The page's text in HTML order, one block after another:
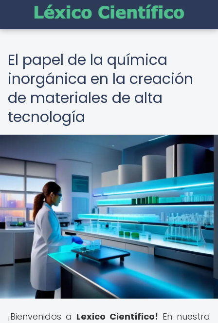
El papel de la química
inorgánica en la creación
de materiales de alta
tecnología
¡Bienvenidos a Lexico Científico! En nuestra